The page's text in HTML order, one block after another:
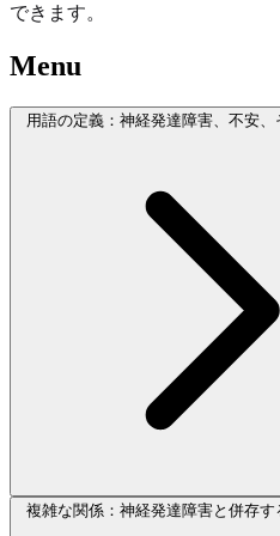
できます。
Menu
用語の定義：神経発達障害、不安、
複雑な関係：神経発達障害と併存す